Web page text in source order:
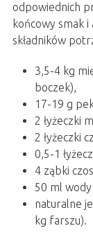
odpowiednich
końcowy smak
składników
3,5-4 kg
boczek),
17-19 g
2 łyżeczki
2 łyżeczki
0,5-1
4 ząbki
50 ml
naturalne
kg farszu).